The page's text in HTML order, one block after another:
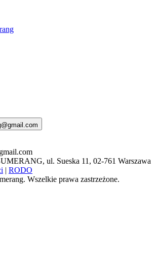
ul. Sueska 11, 02-761 Warszawa
| RODO
Wszelkie prawa zastrzeżone.